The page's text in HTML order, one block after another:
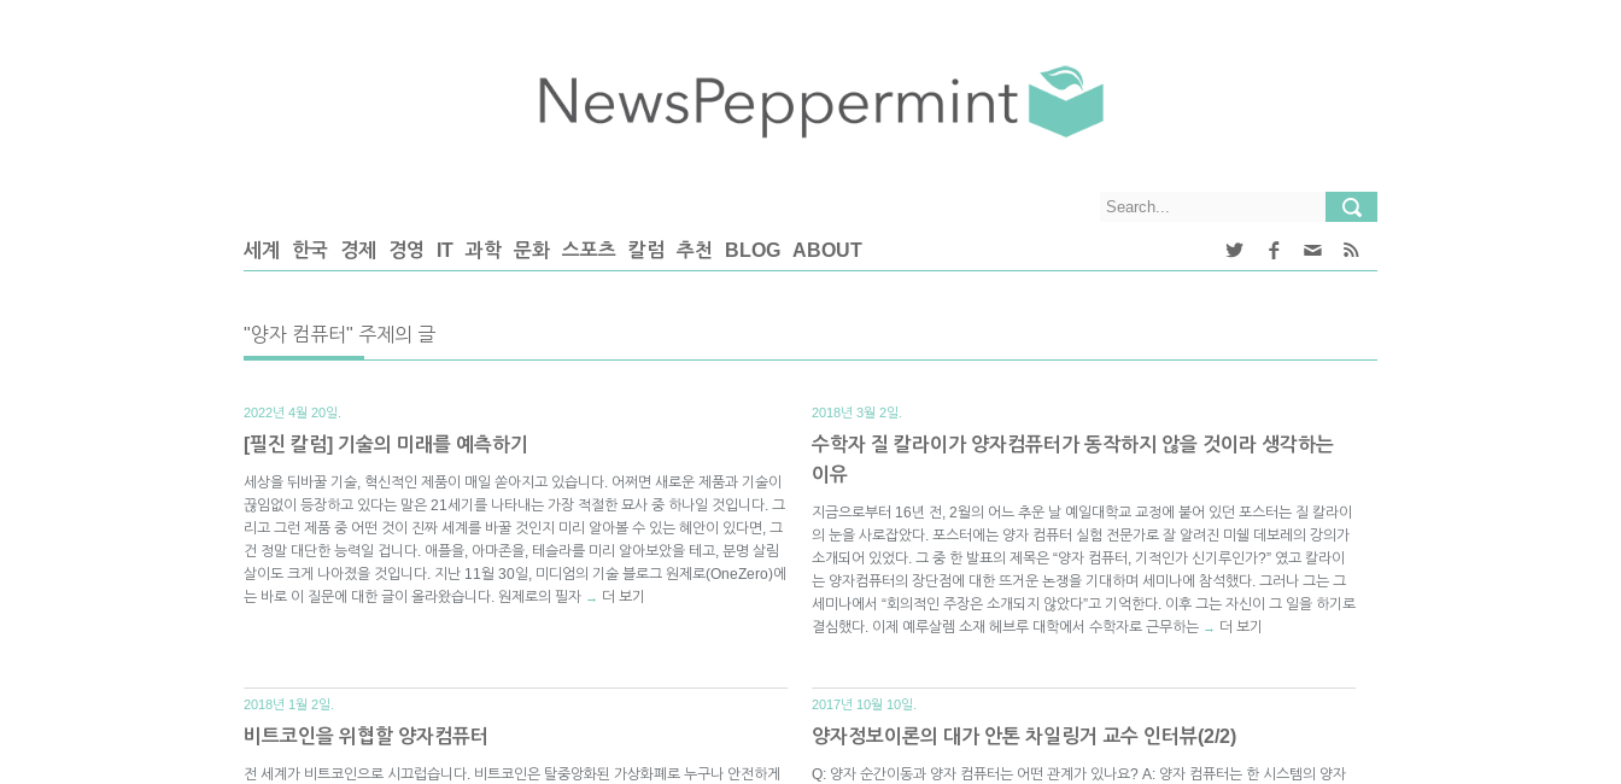
세계 한국 경제 경영 IT 과학 문화 스포츠 칼럼 추천 BLOG ABOUT
"양자 컴퓨터" 주제의 글
2022년 4월 20일.
[필진 칼럼] 기술의 미래를 예측하기
세상을 뒤바꿀 기술, 혁신적인 제품이 매일 쏟아지고 있습니다. 어쩌면 새로운 제품과 기술이
끊임없이 등장하고 있다는 말은 21세기를 나타내는 가장 적절한 묘사 중 하나일 것입니다. 그
리고 그런 제품 중 어떤 것이 진짜 세계를 바꿀 것인지 미리 알아볼 수 있는 혜안이 있다면, 그
건 정말 대단한 능력일 겁니다. 애플을, 아마존을, 테슬라를 미리 알아보았을 테고, 분명 살림
살이도 크게 나아졌을 것입니다. 지난 11월 30일, 미디엄의 기술 블로그 원제로(OneZero)에
는 바로 이 질문에 대한 글이 올라왔습니다. 원제로의 필자 → 더 보기
2018년 3월 2일.
수학자 질 칼라이가 양자컴퓨터가 동작하지 않을 것이라 생각하는
이유
지금으로부터 16년 전, 2월의 어느 추운 날 예일대학교 교정에 붙어 있던 포스터는 질 칼라이
의 눈을 사로잡았다. 포스터에는 양자 컴퓨터 실험 전문가로 잘 알려진 미쉘 데보레의 강의가
소개되어 있었다. 그 중 한 발표의 제목은 “양자 컴퓨터, 기적인가 신기루인가?” 였고 칼라이
는 양자컴퓨터의 장단점에 대한 뜨거운 논쟁을 기대하며 세미나에 참석했다. 그러나 그는 그
세미나에서 “회의적인 주장은 소개되지 않았다”고 기억한다. 이후 그는 자신이 그 일을 하기로
결심했다. 이제 예루살렘 소재 헤브루 대학에서 수학자로 근무하는 → 더 보기
2018년 1월 2일.
비트코인을 위협할 양자컴퓨터
전 세계가 비트코인으로 시끄럽습니다. 비트코인은 탈중앙화된 가상화폐로 누구나 안전하게
2017년 10월 10일.
양자정보이론의 대가 안톤 차일링거 교수 인터뷰(2/2)
Q: 양자 순간이동과 양자 컴퓨터는 어떤 관계가 있나요? A: 양자 컴퓨터는 한 시스템의 양자